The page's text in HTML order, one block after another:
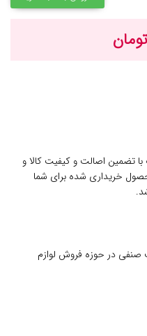
تضمین اصالت و کیفیت کالا و
خریداری شده برای شما
صنفی در حوزه فروش لوازم